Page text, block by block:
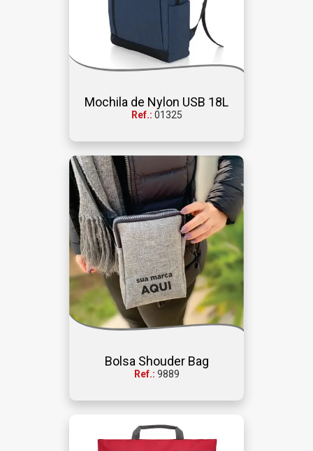
Mochila de Nylon USB 18L
Ref.: 01325
Bolsa Shouder Bag
Ref.: 9889